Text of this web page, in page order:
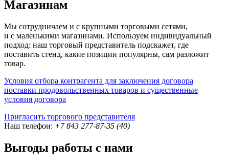
Магазинам
Мы сотрудничаем и с крупными торговыми сетями,
и с маленькими магазинами. Используем индивидуальный
подход: наш торговый представитель подскажет, где
поставить стенд, какие позиции популярны, сам разложит
товар.
Условия отбора контрагента для заключения договора
поставки продовольственных товаров и существенные
условия договора
Пригласить торгового представителя
Наш телефон: +7 843 277-87-35 (40)
Выгоды работы с нами